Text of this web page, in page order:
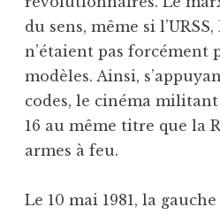
du sens, même si
n’étaient pas forcément
modèles. Ainsi,
codes, le cinéma
16 au même titre que la
armes à feu.
Le 10 mai 1981, la